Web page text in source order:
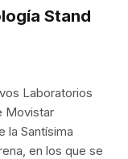
Stand
Laboratorios
Movistar
la Santísima
en los que se